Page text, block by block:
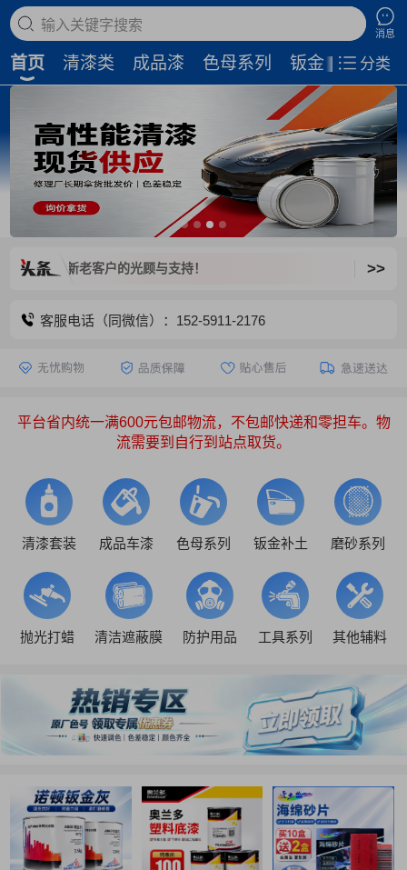
搜索商品
消息
首页 清漆类 成品漆 色母系列 钣金补土 磨
分类
迎新老客户的光顾与支持！ >>
客服电话（同微信）：152-5911-2176
平台省内统一满600元包邮物流，不包邮快递和零担车。物
流需要到自行到站点取货。
清漆套装 成品车漆 色母系列 钣金补土 磨砂系列
抛光打蜡 清洁遮蔽膜 防护用品 工具系列 其他辅料